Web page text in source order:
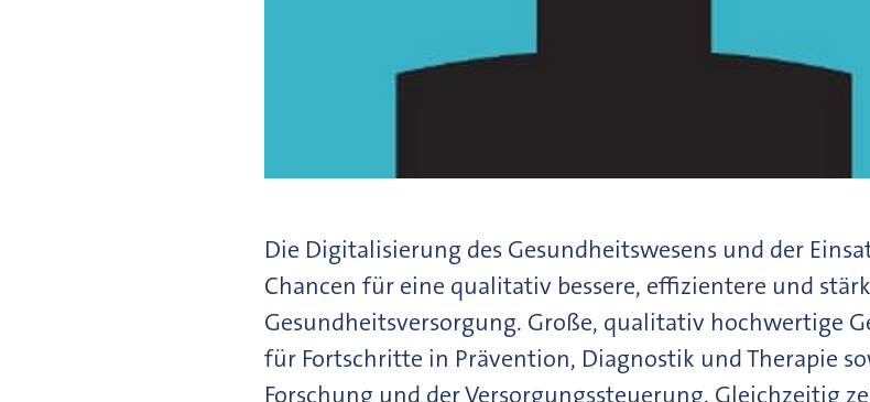
Die Digitalisierung des Gesundheitswesens und der
Chancen für eine qualitativ bessere, effizientere und
Gesundheitsversorgung. Große, qualitativ hochwertige
für Fortschritte in Prävention, Diagnostik und Therapie
Forschung und der Versorgungssteuerung. Gleichzeitig